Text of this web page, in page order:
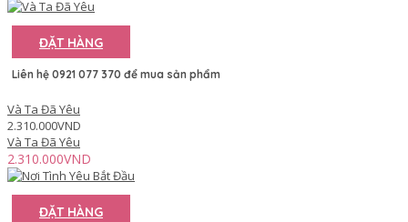
ĐẶT HÀNG
Liên hệ 0921 077 370 để mua sản phẩm
Và Ta Đã Yêu
2.310.000VND
Và Ta Đã Yêu
2.310.000VND
ĐẶT HÀNG